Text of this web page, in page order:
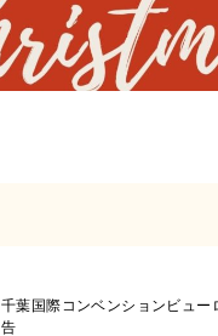
千葉国際コンベンションビュ
告